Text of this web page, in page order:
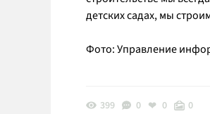
детских садах, мы
Фото: Управление
399 0 0 0